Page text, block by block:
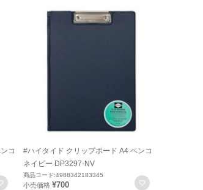
コ
お気に入りに登録
#ハイタイド クリップボード A4 ペンコ
ネイビー DP3297-NV
商品コード:4988342183345
小売価格 ¥700